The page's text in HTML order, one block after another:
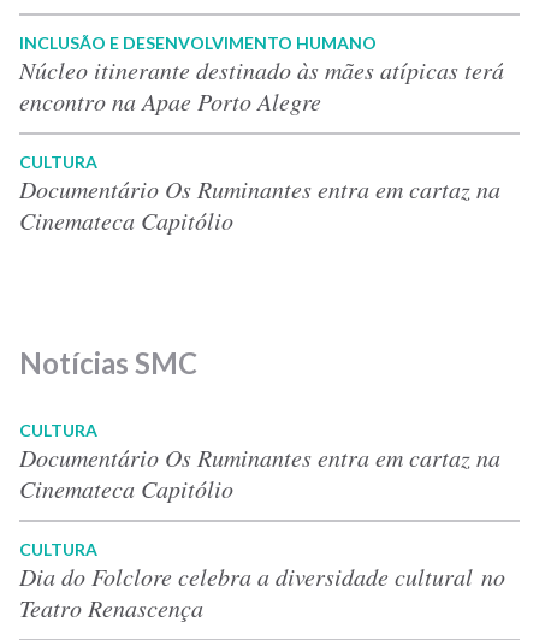
INCLUSÃO E DESENVOLVIMENTO HUMANO
Núcleo itinerante destinado às mães atípicas terá
encontro na Apae Porto Alegre
CULTURA
Documentário Os Ruminantes entra em cartaz na
Cinemateca Capitólio
Notícias SMC
CULTURA
Documentário Os Ruminantes entra em cartaz na
Cinemateca Capitólio
CULTURA
Dia do Folclore celebra a diversidade cultural no
Teatro Renascença